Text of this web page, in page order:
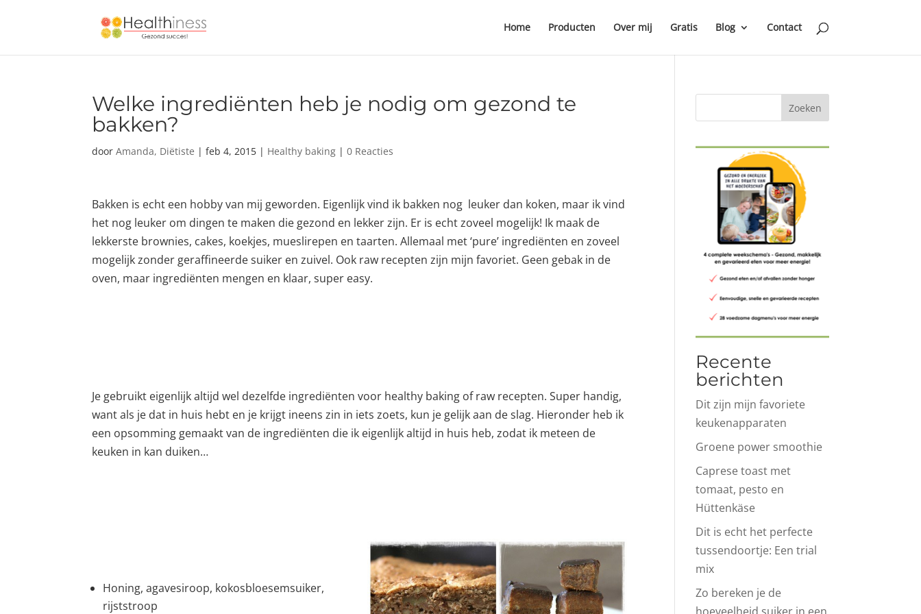
Home Producten Over mij Gratis Blog Contact
Welke ingrediënten heb je nodig om gezond te
bakken?
doorAmanda, Diëtiste |feb 4, 2015 | Healthy baking |0 Reacties
Bakken is echt een hobby van mij geworden. Eigenlijk vind ik bakken nog leuker dan koken, maar ik vind
het nog leuker om dingen te maken die gezond en lekker zijn. Er is echt zoveel mogelijk! Ik maak de
lekkerste brownies, cakes, koekjes, mueslirepen en taarten. Allemaal met ‘pure’ ingrediënten en zoveel
mogelijk zonder geraffineerde suiker en zuivel. Ook raw recepten zijn mijn favoriet. Geen gebak in de
oven, maar ingrediënten mengen en klaar, super easy.
Je gebruikt eigenlijk altijd wel dezelfde ingrediënten voor healthy baking of raw recepten. Super handig,
want als je dat in huis hebt en je krijgt ineens zin in iets zoets, kun je gelijk aan de slag. Hieronder heb ik
een opsomming gemaakt van de ingrediënten die ik eigenlijk altijd in huis heb, zodat ik meteen de
keuken in kan duiken…
Honing, agavesiroop, kokosbloesemsuiker,
rijststroop
Recente
berichten
Dit zijn mijn favoriete
keukenapparaten
Groene power smoothie
Caprese toast met
tomaat, pesto en
Hüttenkäse
Dit is echt het perfecte
tussendoortje: Een trial
mix
Zo bereken je de